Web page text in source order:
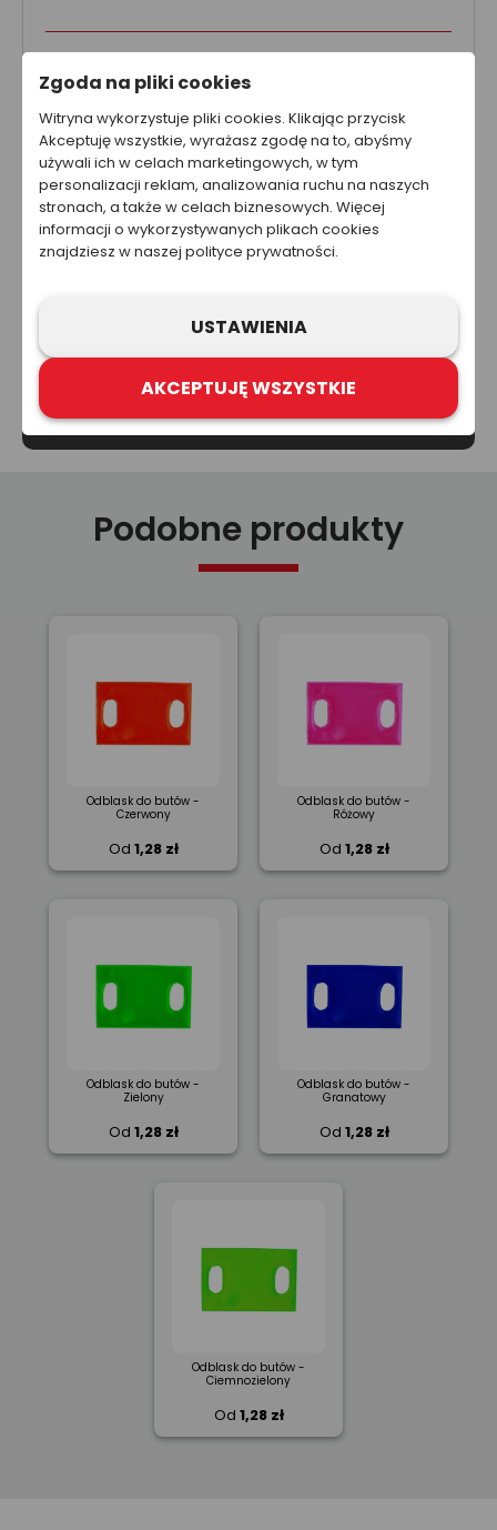
żadnym wypadku informacje zawarte na stronie nie powinny
natomiast mogą być traktowane jako zaproszenie lub
nakłanianie do złożenia oferty kupna produktów lub usług firm
z grupy Refloactive. Zawarcie umowy wymaga indywidualnych
ustaleń, np. złożenia zamówienia i jego przyjęcia. Zastrzegamy
sobie prawo do aktualizacji, zmiany, zastąpienia lub
anulowania dowolnej części strony internetowej i zawartych na
niej informacji.
Podobne produkty
Odblask do butów -
Czerwony
Od 1,28 zł
Odblask do butów -
Różowy
Od 1,28 zł
Odblask do butów -
Zielony
Od 1,28 zł
Odblask do butów -
Granatowy
Od 1,28 zł
Odblask do butów -
Ciemnozielony
Od 1,28 zł
Zgoda na pliki cookies
Witryna wykorzystuje pliki cookies. Klikając przycisk
Akceptuję wszystkie, wyrażasz zgodę na to, abyśmy
używali ich w celach marketingowych, w tym
personalizacji reklam, analizowania ruchu na naszych
stronach, a także w celach biznesowych. Więcej
informacji o wykorzystywanych plikach cookies
znajdziesz w naszej polityce prywatności.
USTAWIENIA
AKCEPTUJĘ WSZYSTKIE